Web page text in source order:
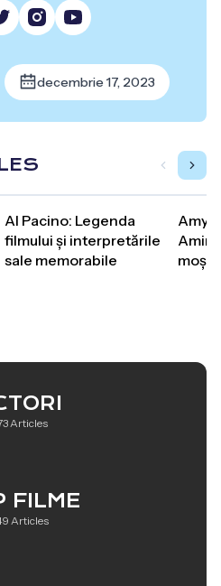
decembrie 17, 2023
Al Pacino: Legenda
filmului și interpretările
sale memorabile
Amy
Articles
FILME
Articles